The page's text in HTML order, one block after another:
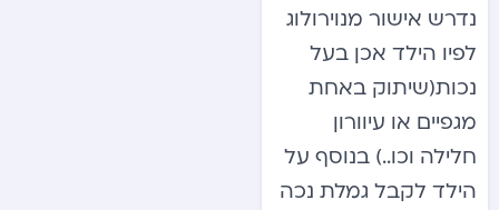
נדרש אישור מנוירולוג
לפיו הילד אכן בעל
נכות(שיתוק באחת
מגפיים או עיוורון
חלילה וכו..) בנוסף על
הילד לקבל גמלת נכה